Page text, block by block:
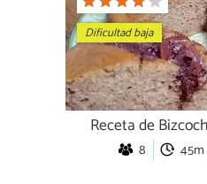
Dificultad baja
Receta de
8 45m